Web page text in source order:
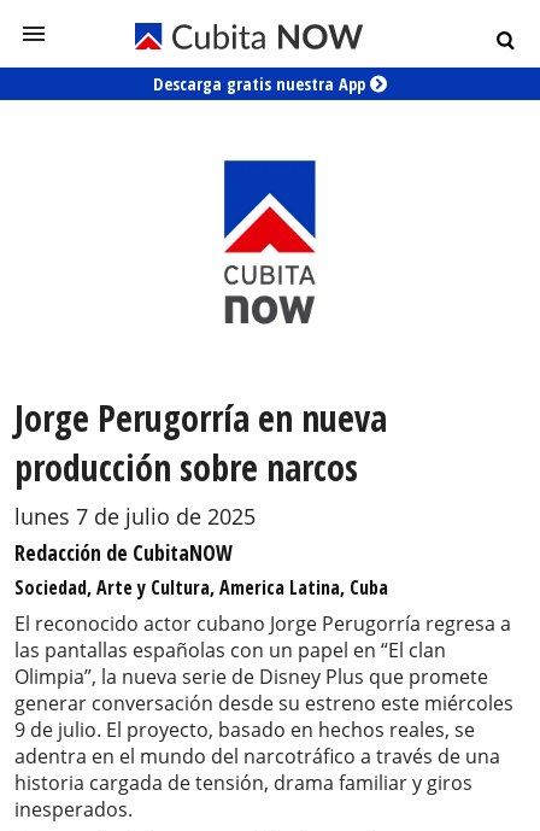
Descarga gratis nuestra App
Jorge Perugorría en nueva
producción sobre narcos
lunes 7 de julio de 2025
Redacción de CubitaNOW
Sociedad, Arte y Cultura, America Latina, Cuba
El reconocido actor cubano Jorge Perugorría regresa a
las pantallas españolas con un papel en “El clan
Olimpia”, la nueva serie de Disney Plus que promete
generar conversación desde su estreno este miércoles
9 de julio. El proyecto, basado en hechos reales, se
adentra en el mundo del narcotráfico a través de una
historia cargada de tensión, drama familiar y giros
inesperados.